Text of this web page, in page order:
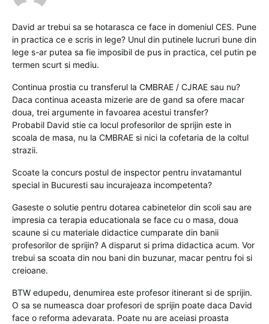
David ar trebui sa se hotarasca ce face in domeniul CES. Pune
in practica ce e scris in lege? Unul din putinele lucruri bune din
lege s-ar putea sa fie imposibil de pus in practica, cel putin pe
termen scurt si mediu.
Continua prostia cu transferul la CMBRAE / CJRAE sau nu?
Daca continua aceasta mizerie are de gand sa ofere macar
doua, trei argumente in favoarea acestui transfer?
Probabil David stie ca locul profesorilor de sprijin este in
scoala de masa, nu la CMBRAE si nici la cofetaria de la coltul
strazii.
Scoate la concurs postul de inspector pentru invatamantul
special in Bucuresti sau incurajeaza incompetenta?
Gaseste o solutie pentru dotarea cabinetelor din scoli sau are
impresia ca terapia educationala se face cu o masa, doua
scaune si cu materiale didactice cumparate din banii
profesorilor de sprijin? A disparut si prima didactica acum. Vor
trebui sa scoata din nou bani din buzunar, macar pentru foi si
creioane.
BTW edupedu, denumirea este profesor itinerant si de sprijin.
O sa se numeasca doar profesori de sprijin poate daca David
face o reforma adevarata. Poate nu are aceiasi proasta